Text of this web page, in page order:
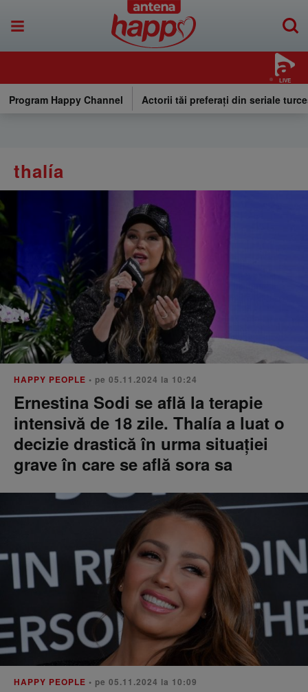
LIVE
Program Happy Channel Actorii tăi preferați din seriale
thalía
HAPPY PEOPLE • pe 05.11.2024 la 10:24
Ernestina Sodi se află la terapie
intensivă de 18 zile. Thalía a luat o
decizie drastică în urma situației
grave în care se află sora sa
HAPPY PEOPLE • pe 05.11.2024 la 10:09